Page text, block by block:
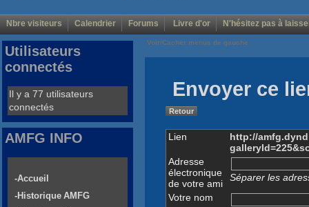
Nbre visiteurs Calendrier Forums Livre d'or N'hésitez pas à
Voir/Cacher menus de gauche
Envoyer ce
Retour
Lien
http://
Adresse
électronique
de votre ami
Séparer les
Votre nom
Utilisateurs
connectés
Il y a 77 utilisateurs
connectés
AMFG INFO
-Accueil
-Historique AMFG